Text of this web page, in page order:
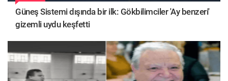
Güneş Sistemi dışında bir ilk: Gökbilimciler 'Ay benzeri'
gizemli uydu keşfetti